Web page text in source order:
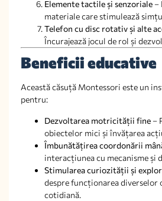
Elemente tactile și senzoriale –
materiale care stimulează
Telefon cu disc rotativ și alte
Încurajează jocul de rol și
Beneficii educative
Această căsuță Montessori este un
pentru:
Dezvoltarea motricității fine –
obiectelor mici și învățarea
Îmbunătățirea coordonării
interacțiunea cu mecanisme și
Stimularea curiozității și
despre funcționarea diverselor
cotidiană.